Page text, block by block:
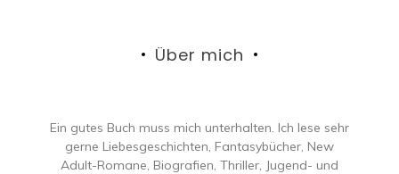
Über mich
Ein gutes Buch muss mich unterhalten. Ich lese sehr
gerne Liebesgeschichten, Fantasybücher, New
Adult-Romane, Biografien, Thriller, Jugend- und